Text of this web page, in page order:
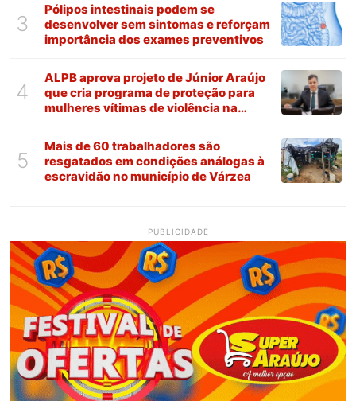
3
Pólipos intestinais podem se
desenvolver sem sintomas e reforçam
importância dos exames preventivos
4
ALPB aprova projeto de Júnior Araújo
que cria programa de proteção para
mulheres vítimas de violência na
5
Mais de 60 trabalhadores são
resgatados em condições análogas à
escravidão no município de Várzea
PUBLICIDADE